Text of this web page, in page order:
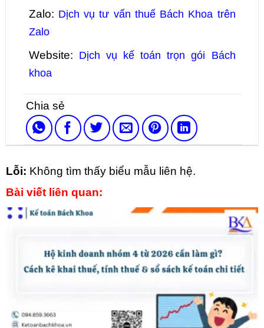
Zalo: Dịch vụ tư vấn thuế Bách Khoa trên
Zalo
Website: Dịch vụ kế toán trọn gói Bách
khoa
Lỗi: Không tìm thấy biểu mẫu liên hệ.
Bài viết liên quan: